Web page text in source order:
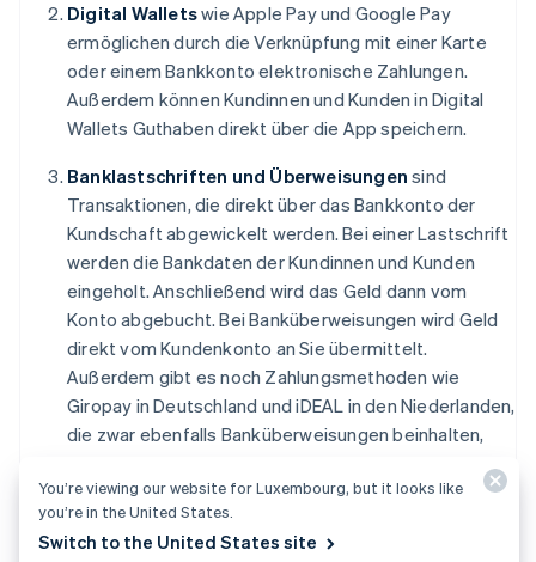
Digital Walletswie Apple Pay und Google Pay
ermöglichen durch die Verknüpfung mit einer Karte
oder einem Bankkonto elektronische Zahlungen.
Außerdem können Kundinnen und Kunden in Digital
Wallets Guthaben direkt über die App speichern.
Banklastschriften und Überweisungen sind
Transaktionen, die direkt über das Bankkonto der
Kundschaft abgewickelt werden. Bei einer Lastschrift
werden die Bankdaten der Kundinnen und Kunden
eingeholt. Anschließend wird das Geld dann vom
Konto abgebucht. Bei Banküberweisungen wird Geld
direkt vom Kundenkonto an Sie übermittelt.
Außerdem gibt es noch Zahlungsmethoden wie
Giropay in Deutschland und iDEAL in den Niederlanden,
die zwar ebenfalls Banküberweisungen beinhalten,
Jetzt kaufen, später bezahlen
größerer Beliebtheit. Bei dieser Zahlungsmethode
You’re viewing our website for Luxembourg, but it looks like
you’re in the United States.
Switch to the United States site